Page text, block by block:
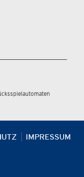
IMPRESSUM